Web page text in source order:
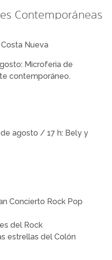
Contemporáneas
Nueva
Microferia de
contemporáneo.
agosto / 17 h: Bely y
Concierto Rock Pop
del Rock
estrellas del Colón